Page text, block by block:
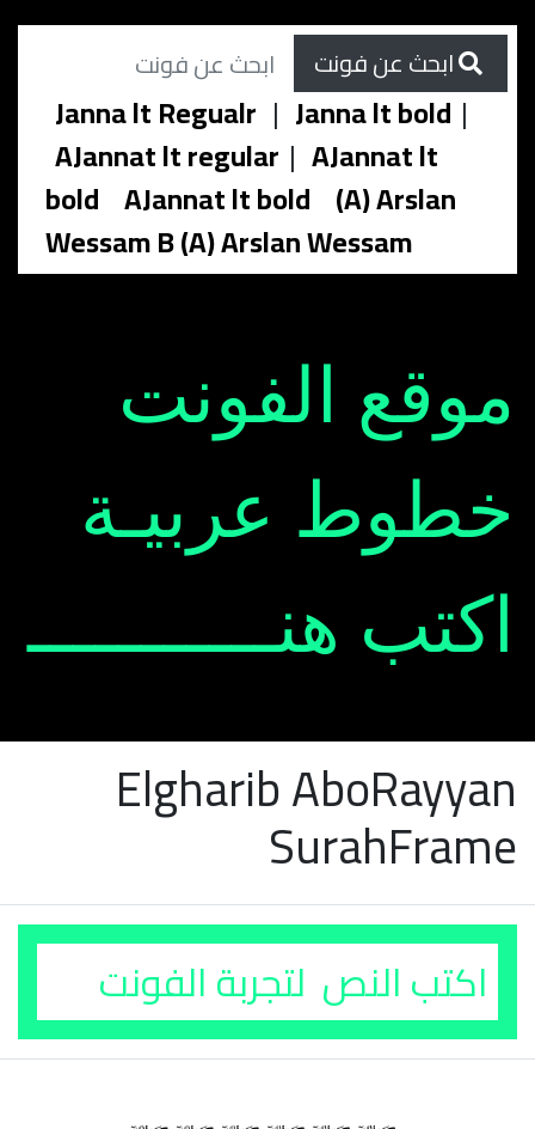
Janna lt Regualr | Janna lt bold |
AJannat lt regular | AJannat lt
bold AJannat lt bold (A) Arslan
Wessam B (A) Arslan Wessam
Elgharib AboRayyan
SurahFrame